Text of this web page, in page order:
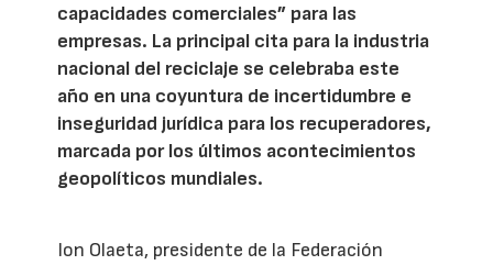
capacidades comerciales” para las
empresas. La principal cita para la industria
nacional del reciclaje se celebraba este
año en una coyuntura de incertidumbre e
inseguridad jurídica para los recuperadores,
marcada por los últimos acontecimientos
geopolíticos mundiales.
Ion Olaeta, presidente de la Federación